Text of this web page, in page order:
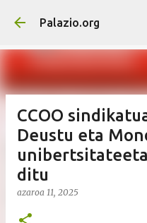
Saltatu eta
Palazio.org
CCOO
Deustu eta
ditu
azaroa 11, 2025